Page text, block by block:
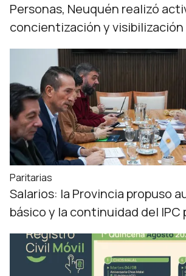
Personas, Neuquén realizó
concientización y visibilización
Paritarias
Salarios: la Provincia propuso
básico y la continuidad del IPC